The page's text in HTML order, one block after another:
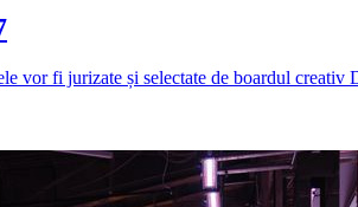
vor fi jurizate și selectate de boardul